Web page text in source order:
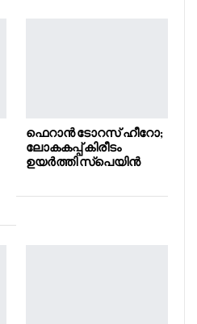
ഫെറാൻ ടോറസ് ഹീറോ;
ലോകകപ്പ് കിരീടം
ഉയർത്തി സ്പെയിൻ